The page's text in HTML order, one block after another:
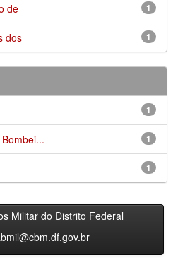
1
de
1
dos
1
1
1
Militar do Distrito Federal